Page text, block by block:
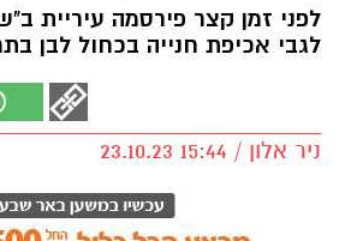
לפני זמן קצר פירסמה עיריית
לגבי אכיפת חנייה בכחול לבן
ניר אלון / 15:44 23.10.23
באר שבע, באר שבע